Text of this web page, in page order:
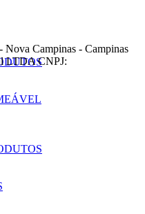
- Nova Campinas - Campinas
LTDACNPJ: